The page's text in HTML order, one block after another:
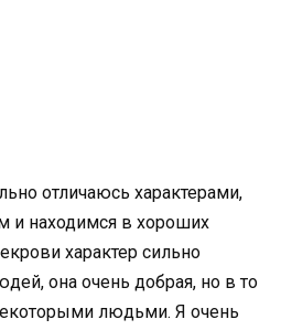
отличаюсь характерами,
и находимся в хороших
характер сильно
она очень добрая, но в то
людьми. Я очень